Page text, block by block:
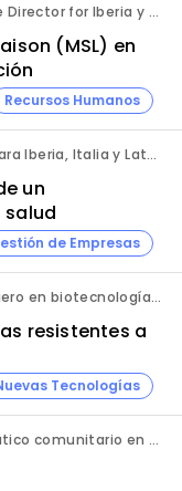
Bea Makowka, People and Culture Director for Iberia y Alberto Municio, Talent Seach Solutions Lead for Iberia. Inizio Engage.
(MSL) en
Recursos Humanos
Carlos Vieira. Country Manager para Iberia, Italia y Latam. Hornetsecurity.
un
salud
de Empresas
Luis Enrique Martínez Brito. Ingeniero en biotecnología, México.
resistentes a
Tecnologías
José Eduardo Yébenes. Farmacéutico comunitario en Mijas (Málaga).